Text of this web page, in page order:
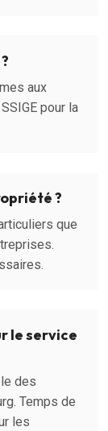
aux
pour la
?
que
le service
des
Temps de
les